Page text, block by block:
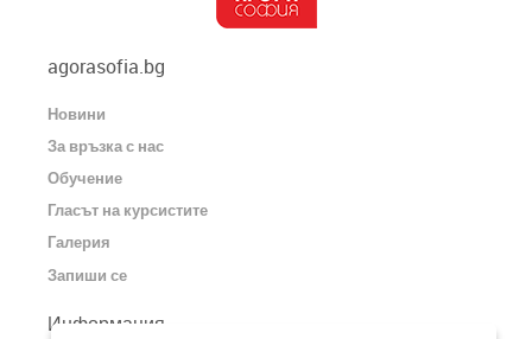
agorasofia.bg
Новини
За връзка с нас
Обучение
Гласът на курсистите
Галерия
Запиши се
Информация